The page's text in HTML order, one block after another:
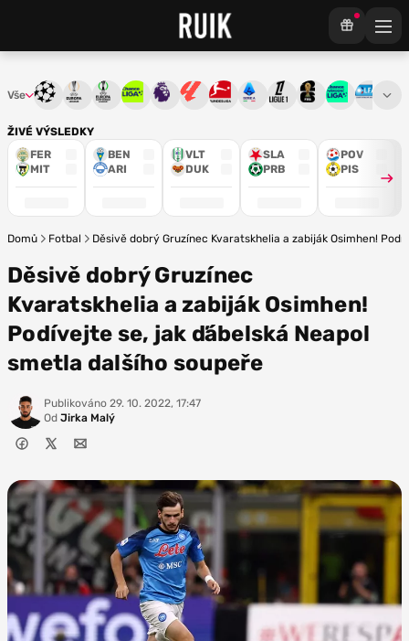
ŽIVÉ VÝSLEDKY
FER
MIT
BEN
ARI
VLT
DUK
SLA
PRB
POV
PIS
Vše Liga mistrůEvropská liga
Konferenční liga
Chance ligaPremier League
La LigaBundesliga
Serie ALigue 1Mistrovství světa
Chance3. ČFL
Domů Fotbal Děsivě dobrý Gruzínec Kvaratskhelia a zabiják Osimhen!
Děsivě dobrý Gruzínec
Kvaratskhelia a zabiják Osimhen!
Podívejte se, jak ďábelská Neapol
smetla dalšího soupeře
Publikováno 29. 10. 2022, 17:47
Od Jirka Malý